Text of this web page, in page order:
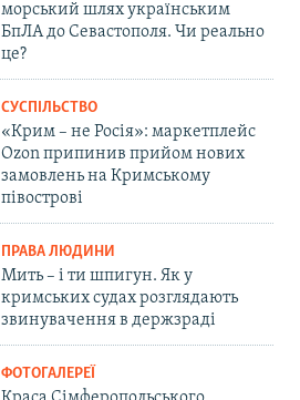
морський шлях українським
БпЛА до Севастополя. Чи реально
це?
СУСПІЛЬСТВО
«Крим – не Росія»: маркетплейс
Ozon припинив прийом нових
замовлень на Кримському
півострові
ПРАВА ЛЮДИНИ
Мить – і ти шпигун. Як у
кримських судах розглядають
звинувачення в держзраді
ФОТОГАЛЕРЕЇ